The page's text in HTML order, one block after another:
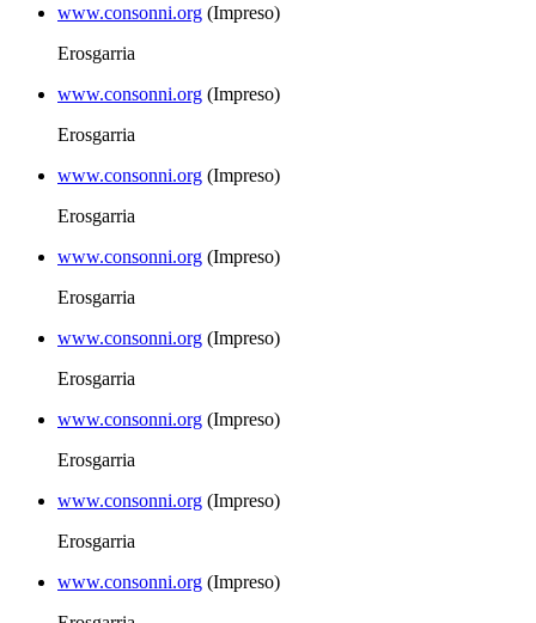
www.consonni.org (Impreso)
Erosgarria
www.consonni.org (Impreso)
Erosgarria
www.consonni.org (Impreso)
Erosgarria
www.consonni.org (Impreso)
Erosgarria
www.consonni.org (Impreso)
Erosgarria
www.consonni.org (Impreso)
Erosgarria
www.consonni.org (Impreso)
Erosgarria
www.consonni.org (Impreso)